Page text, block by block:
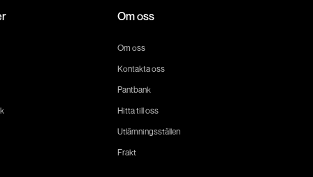
Om oss
Om oss
Kontakta oss
Pantbank
Hitta till oss
Utlämningsställen
Frakt